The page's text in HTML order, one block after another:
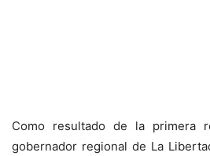
Como resultado de la primera
gobernador regional de La